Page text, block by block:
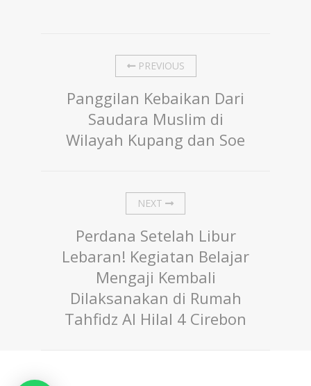
PREVIOUS
Panggilan Kebaikan Dari
Saudara Muslim di
Wilayah Kupang dan Soe
NEXT
Perdana Setelah Libur
Lebaran! Kegiatan Belajar
Mengaji Kembali
Dilaksanakan di Rumah
Tahfidz Al Hilal 4 Cirebon